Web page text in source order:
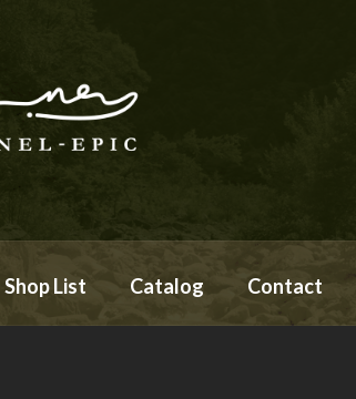
Shop List Catalog Contact